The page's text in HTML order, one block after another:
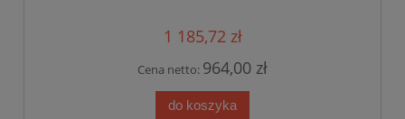
1 185,72 zł
Cena netto: 964,00 zł
do koszyka